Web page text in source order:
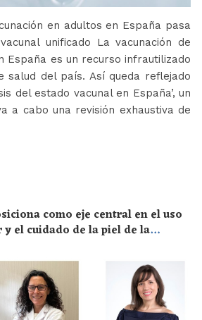
en adultos en España pasa
unificado La vacunación de
España es un recurso infrautilizado
salud del país. Así queda reflejado
del estado vacunal en España’, un
a cabo una revisión exhaustiva de
como eje central en el uso
el cuidado de la piel de la